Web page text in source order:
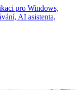
pro Windows,
AI asistenta,